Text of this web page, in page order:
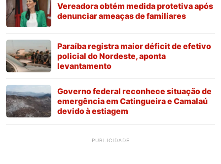
Vereadora obtém medida protetiva após
denunciar ameaças de familiares
Paraíba registra maior déficit de efetivo
policial do Nordeste, aponta
levantamento
Governo federal reconhece situação de
emergência em Catingueira e Camalaú
devido à estiagem
PUBLICIDADE